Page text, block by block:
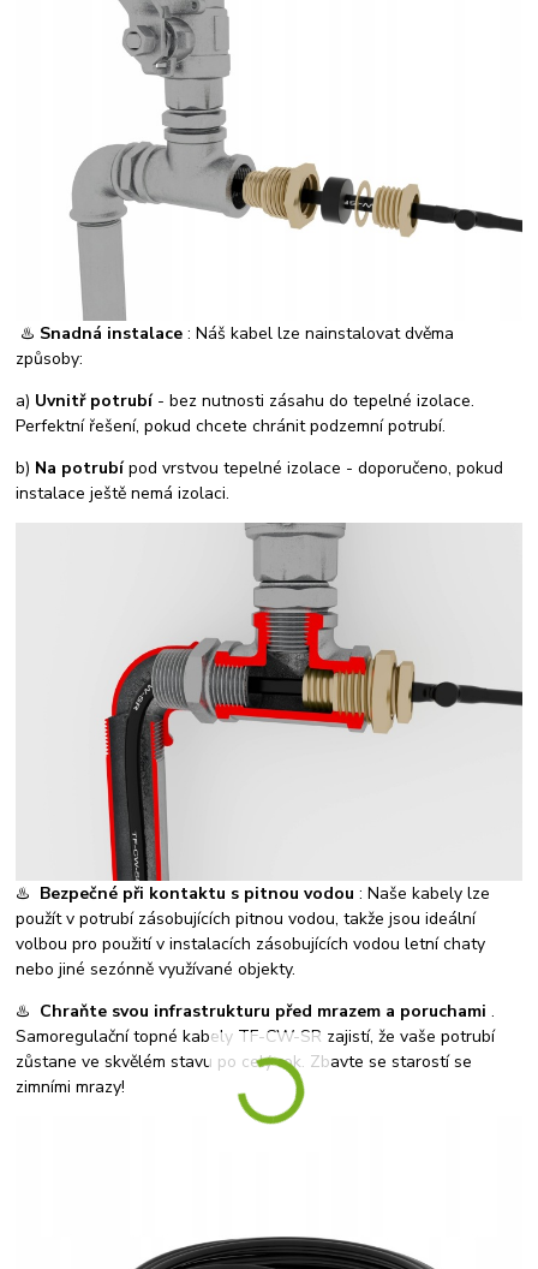
♨️ Snadná instalace : Náš kabel lze nainstalovat dvěma
způsoby:
a) Uvnitř potrubí- bez nutnosti zásahu do tepelné izolace.
Perfektní řešení, pokud chcete chránit podzemní potrubí.
b) Na potrubípod vrstvou tepelné izolace - doporučeno, pokud
instalace ještě nemá izolaci.
♨️ Bezpečné při kontaktu s pitnou vodou : Naše kabely lze
použít v potrubí zásobujících pitnou vodou, takže jsou ideální
volbou pro použití v instalacích zásobujících vodou letní chaty
nebo jiné sezónně využívané objekty.
♨️ Chraňte svou infrastrukturu před mrazem a poruchami .
Samoregulační topné kabely TF-CW-SR zajistí, že vaše potrubí
zůstane ve skvělém stavu po celý rok. Zbavte se starostí se
zimními mrazy!